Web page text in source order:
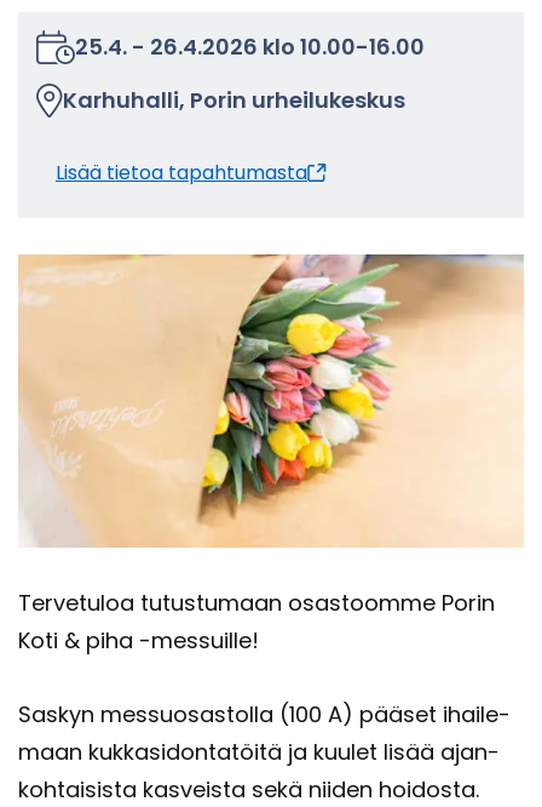
25.4. - 26.4.2026 klo 10.00-16.00
Kar­hu­hal­li, Porin ur­hei­lu­kes­kus
Lisää tie­toa ta­pah­tu­mas­ta
Ter­ve­tu­loa tu­tus­tu­maan osas­toom­me Porin
Koti & piha -​messuille!
Sas­kyn mes­suo­sas­tol­la (100 A) pää­set ihai­le­
maan kuk­ka­si­don­ta­töi­tä ja kuu­let lisää ajan­
koh­tai­sis­ta kas­veis­ta sekä nii­den hoi­dos­ta.